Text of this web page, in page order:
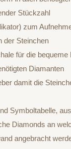
Stückzahl
zum
der Steinchen
für die bequeme
Diamanten
damit die
Symboltabelle,
Diamonds an
angebracht